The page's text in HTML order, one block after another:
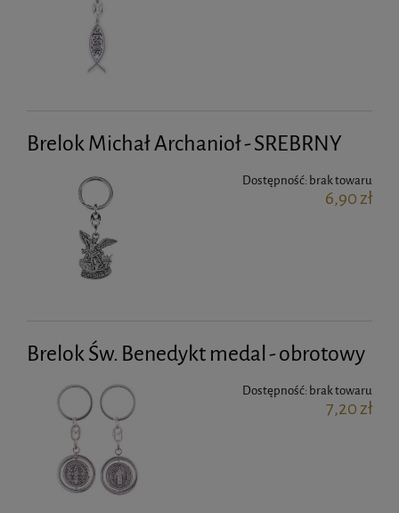
Brelok Michał Archanioł - SREBRNY
Dostępność: brak towaru
6,90 zł
Brelok Św. Benedykt medal - obrotowy
Dostępność: brak towaru
7,20 zł